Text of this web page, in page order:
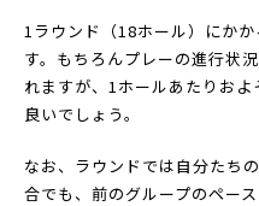
1ラウンド（18ホール）にか
す。もちろんプレーの進行状
れますが、1ホールあたりお
良いでしょう。
なお、ラウンドでは自分たち
合でも、前のグループのペー